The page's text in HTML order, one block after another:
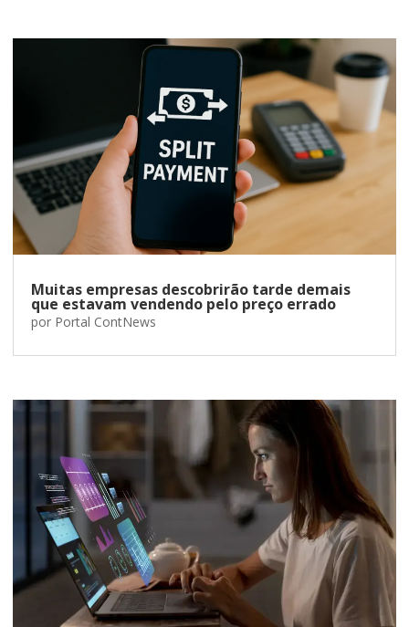
Muitas empresas descobrirão tarde demais
que estavam vendendo pelo preço errado
por Portal ContNews